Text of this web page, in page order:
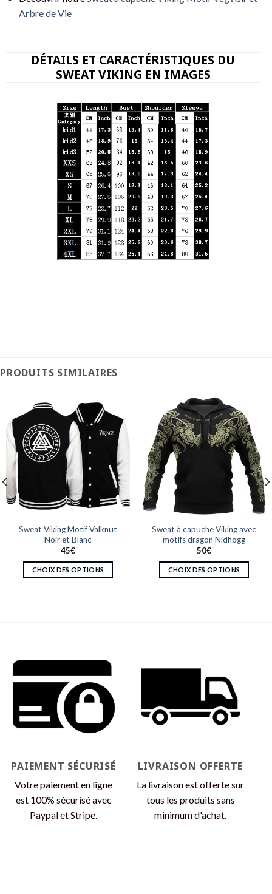
Arbre de Vie
DÉTAILS ET CARACTÉRISTIQUES DU
SWEAT VIKING EN IMAGES
PRODUITS SIMILAIRES
Sweat Viking Motif Valknut
Noir et Blanc
45€
CHOIX DES OPTIONS
options
peuvent
être
choisies
la
page
produit
Sweat à capuche Viking avec
motifs dragon Nídhögg
50€
CHOIX DES OPTIONS
choisies
sur
produit
PAIEMENT SÉCURISÉ
Votre paiement en ligne
est 100% sécurisé avec
Paypal et Stripe.
LIVRAISON OFFERTE
La livraison est offerte sur
tous les produits sans
minimum d'achat.